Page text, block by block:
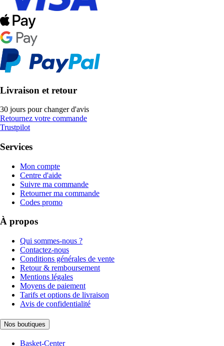
Livraison et retour
30 jours pour changer d'avis
Retournez votre commande
Trustpilot
Services
Mon compte
Centre d'aide
Suivre ma commande
Retourner ma commande
Codes promo
À propos
Qui sommes-nous ?
Contactez-nous
Conditions générales de vente
Retour & remboursement
Mentions légales
Moyens de paiement
Tarifs et options de livraison
Avis de confidentialité
Nos boutiques
Basket-Center